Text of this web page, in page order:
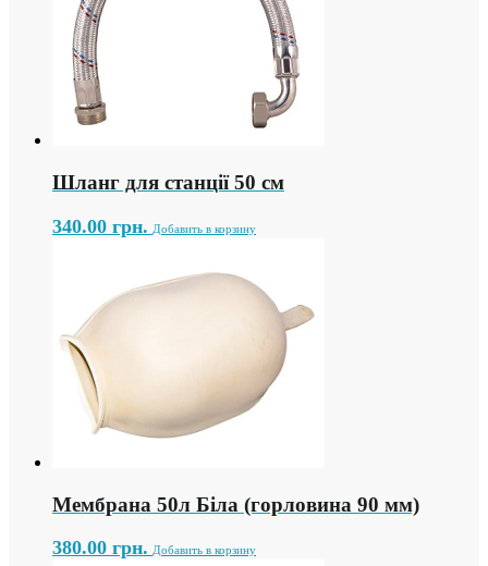
Шланг для станції 50 см
340.00 грн. Добавить в корзину
Мембрана 50л Біла (горловина 90 мм)
380.00 грн. Добавить в корзину